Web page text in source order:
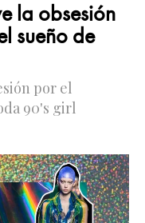
la obsesión
sueño de
por el
90's girl